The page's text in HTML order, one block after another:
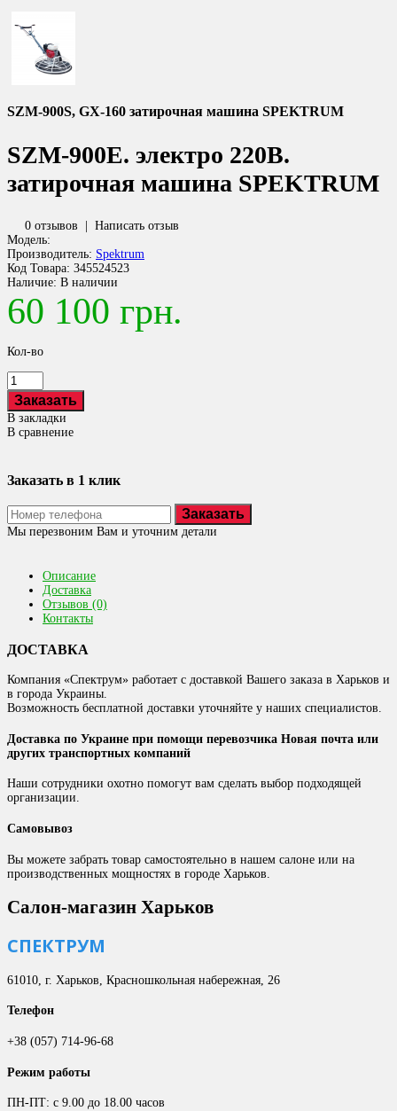
SZM-900S, GX-160 затирочная машина SPEKTRUM
SZM-900E. электро 220В.
затирочная машина SPEKTRUM
0 отзывов | Написать отзыв
Модель:
Производитель: Spektrum
Код Товара: 345524523
Наличие: В наличии
60 100 грн.
Кол-во
В закладки
В сравнение
Заказать в 1 клик
Заказать
Мы перезвоним Вам и уточним детали
Описание
Доставка
Отзывов (0)
Контакты
ДОСТАВКА
Компания «Спектрум» работает с доставкой Вашего заказа в Харьков и
в города Украины.
Возможность бесплатной доставки уточняйте у наших специалистов.
Доставка по Украине при помощи перевозчика Новая почта или
других транспортных компаний
Наши сотрудники охотно помогут вам сделать выбор подходящей
организации.
Самовывоз
Вы можете забрать товар самостоятельно в нашем салоне или на
производственных мощностях в городе Харьков.
Салон-магазин Харьков
СПЕКТРУМ
61010, г. Харьков, Красношкольная набережная, 26
Телефон
+38 (057) 714-96-68
Режим работы
ПН-ПТ: с 9.00 до 18.00 часов